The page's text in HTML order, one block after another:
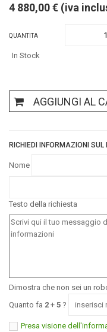
4 880,00 € (iva
QUANTITA
In Stock
AGGIUNGI AL
RICHIEDI INFORMAZIONI SUL
Nome
Testo della richiesta
Dimostra che non sei un
Quanto fa 2 + 5 ?
Presa visione